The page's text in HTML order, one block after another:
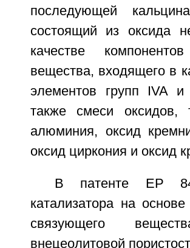
последующей
состоящий из оксида
качестве
вещества, входящего в
элементов групп IVA
также смеси оксидов,
алюминия, оксид
оксид циркония и оксид
В патенте ЕР
катализатора на
связующего
внецеолитовой